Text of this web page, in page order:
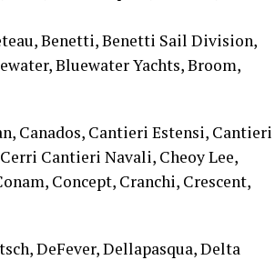
Benetti, Benetti Sail Division,
Bluewater Yachts, Broom,
Canados, Cantieri Estensi, Cantieri
Cantieri Navali, Cheoy Lee,
Concept, Cranchi, Crescent,
DeFever, Dellapasqua, Delta